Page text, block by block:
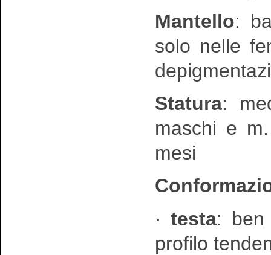
Mantello:
solo nelle
Statura:
maschi e
mesi
·testa: ben
profilo